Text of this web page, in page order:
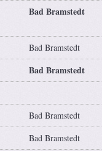
Bad Bramstedt
Bad Bramstedt
Bad Bramstedt
Bad Bramstedt
Bad Bramstedt